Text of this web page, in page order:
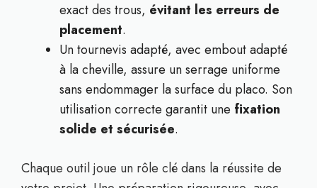
exact des trous, évitant les erreurs de
placement.
Un tournevis adapté, avec embout adapté
à la cheville, assure un serrage uniforme
sans endommager la surface du placo. Son
utilisation correcte garantit une fixation
solide et sécurisée.
Chaque outil joue un rôle clé dans la réussite de